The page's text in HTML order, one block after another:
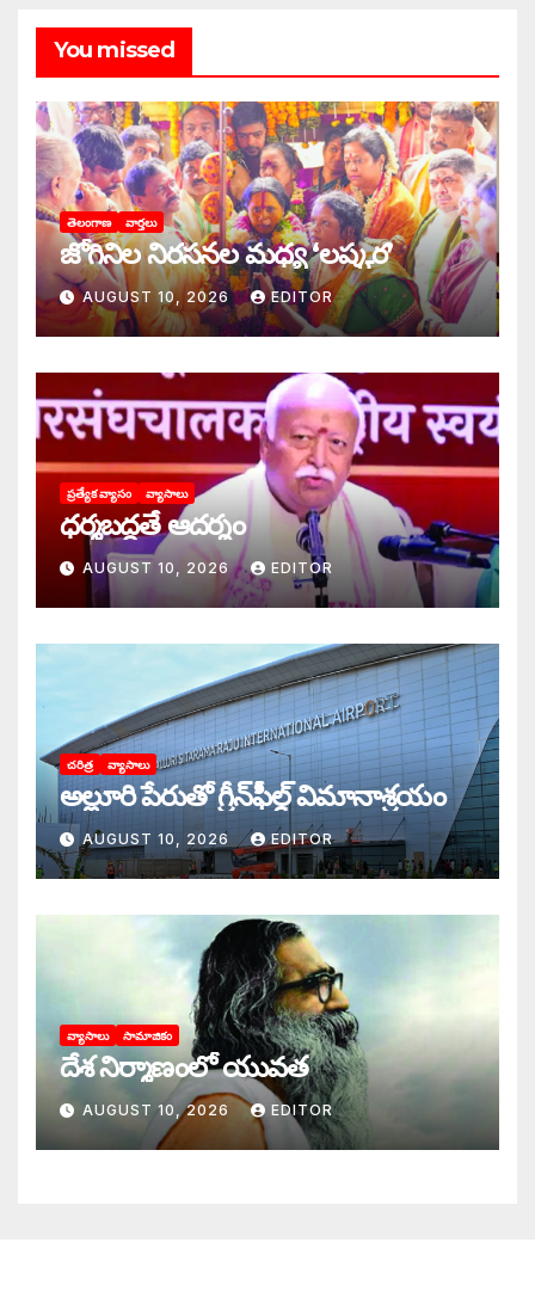
You missed
తెలంగాణ వార్తలు
జోగినిల నిరసనల మధ్య ‘లష్కర’
AUGUST 10, 2026 EDITOR
ప్రత్యేక వ్యాసం వ్యాసాలు
ధర్మబద్ధతే ఆదర్శం
AUGUST 10, 2026 EDITOR
చరిత్ర వ్యాసాలు
అల్లూరి పేరుతో గ్రీన్‌ఫీల్డ్ విమానాశ్రయం
AUGUST 10, 2026 EDITOR
వ్యాసాలు సామాజికం
దేశ నిర్మాణంలో యువత
AUGUST 10, 2026 EDITOR